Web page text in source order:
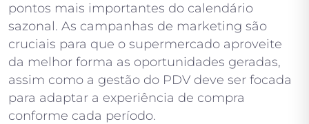
pontos mais importantes do calendário
sazonal. As campanhas de marketing são
cruciais para que o supermercado aproveite
da melhor forma as oportunidades geradas,
assim como a gestão do PDV deve ser focada
para adaptar a experiência de compra
conforme cada período.